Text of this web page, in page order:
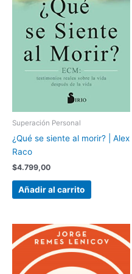
Superación Personal
¿Qué se siente al morir? | Alex
Raco
$4.799,00
Añadir al carrito